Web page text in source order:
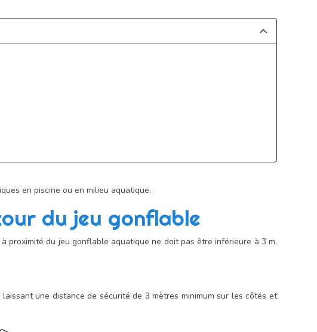
en piscine ou en milieu aquatique.
du jeu gonflable
du jeu gonflable aquatique ne doit pas être inférieure à 3 m.
une distance de sécurité de 3 mètres minimum sur les côtés et